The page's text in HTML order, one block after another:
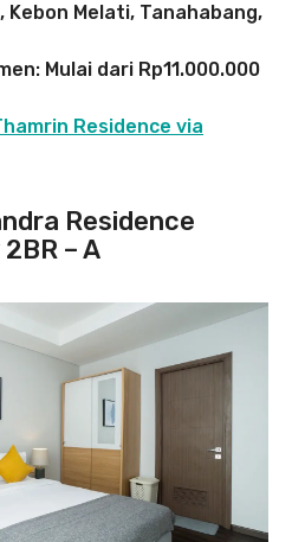
Kebon Melati, Tanahabang,
Mulai dari Rp11.000.000
Residence via
Residence
– A